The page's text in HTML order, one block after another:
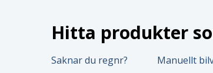
Hitta produkter
Saknar du regnr? Manuellt